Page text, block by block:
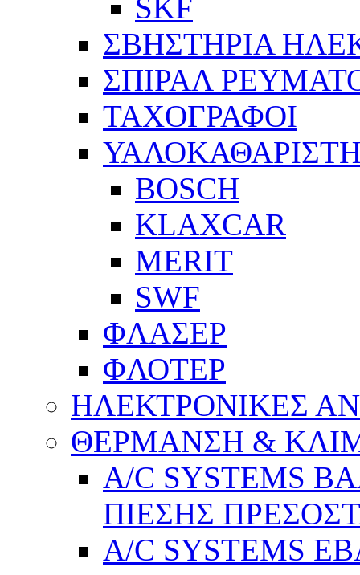
SKF
ΣΒΗΣΤΗΡΙΑ
ΣΠΙΡΑΛ
ΤΑΧΟΓΡΑΦΟΙ
BOSCH
KLAXCAR
MERIT
SWF
ΦΛΑΣΕΡ
ΦΛΟΤΕΡ
ΗΛΕΚΤΡΟΝΙΚΕΣ
ΘΕΡΜΑΝΣΗ &
A/C SYSTEMS
ΠΙΕΣΗΣ
A/C SYSTEMS